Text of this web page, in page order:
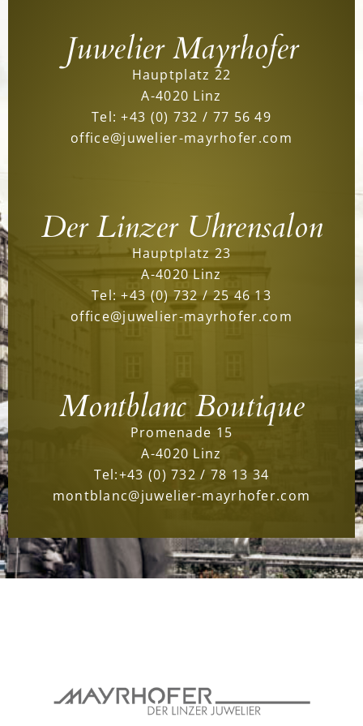
Juwelier Mayrhofer
Hauptplatz 22
A-4020 Linz
Tel:+43 (0) 732 / 77 56 49
office@juwelier-mayrhofer.com
Der Linzer Uhrensalon
Hauptplatz 23
A-4020 Linz
Tel:+43 (0) 732 / 25 46 13
office@juwelier-mayrhofer.com
Montblanc Boutique
Promenade 15
A-4020 Linz
Tel:+43 (0) 732 / 78 13 34
montblanc@juwelier-mayrhofer.com